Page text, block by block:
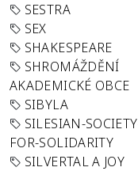
SESTRA
SEX
SHAKESPEARE
SHROMÁŽDĚNÍ
AKADEMICKÉ OBCE
SIBYLA
SILESIAN-
FOR-SOLIDARITY
SILVERTAL A JOY